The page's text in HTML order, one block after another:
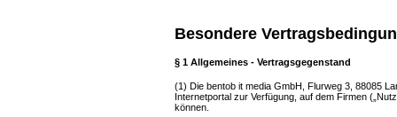
Besondere
§ 1 Allgemeines - Vertragsgegenstand
(1) Die bentob it media GmbH, Flurweg 3, 88085
Internetportal zur Verfügung, auf dem Firmen
können.